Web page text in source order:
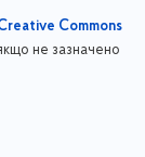
Commons
не зазначено